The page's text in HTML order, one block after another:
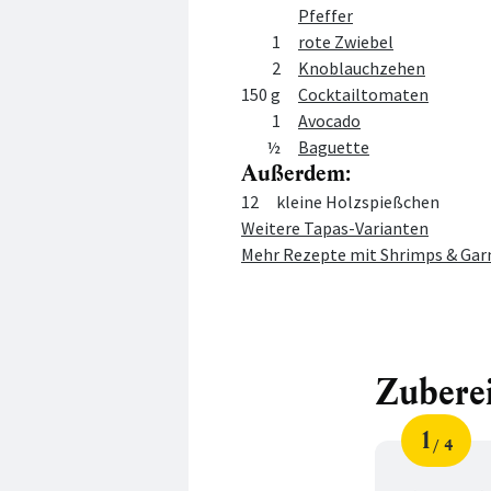
Pfeffer
1
rote Zwiebel
2
Knoblauchzehen
150 g
Cocktailtomaten
1
Avocado
½
Baguette
Außerdem:
MengeZutat
12
kleine Holzspießchen
Weitere Tapas-Varianten
Mehr Rezepte mit Shrimps &
Schritt
1
von
4